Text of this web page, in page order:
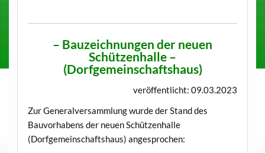
– Bauzeichnungen der neuen
Schützenhalle –
(Dorfgemeinschaftshaus)
veröffentlicht: 09.03.2023
Zur Generalversammlung wurde der Stand des
Bauvorhabens der neuen Schützenhalle
(Dorfgemeinschaftshaus) angesprochen: